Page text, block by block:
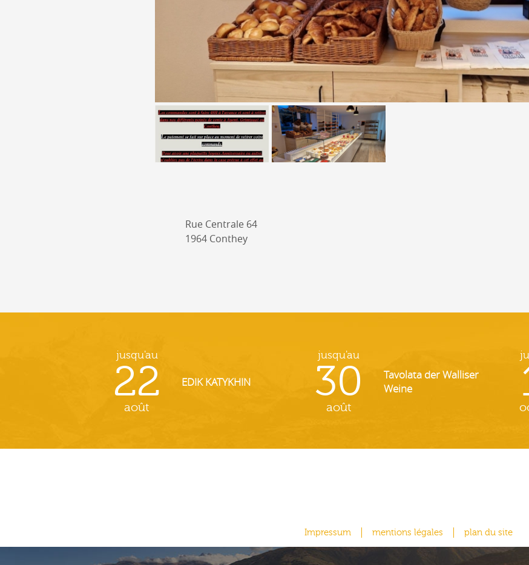
Rue Centrale 64
1964 Conthey
jusqu'au
22
août
EDIK KATYKHIN
jusqu'au
30
août
Tavolata der Walliser
Weine
Impressum mentions légales plan du site